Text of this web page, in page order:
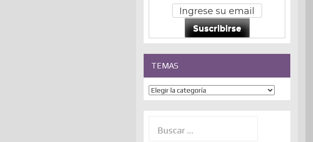
Suscribirse
TEMAS
Temas